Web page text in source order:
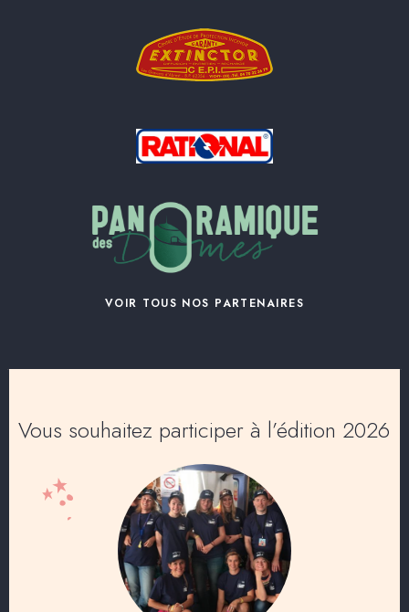
VOIR TOUS NOS PARTENAIRES
Vous souhaitez participer à l’édition 2026